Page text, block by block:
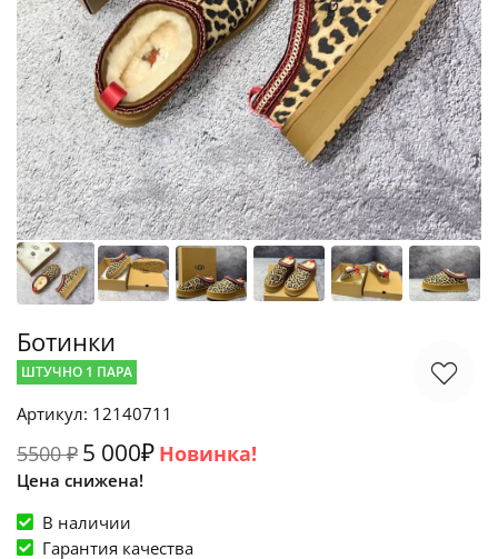
Ботинки
ШТУЧНО 1 ПАРА
Артикул: 12140711
5500 ₽ 5 000₽ Новинка!
Цена снижена!
В наличии
Гарантия качества